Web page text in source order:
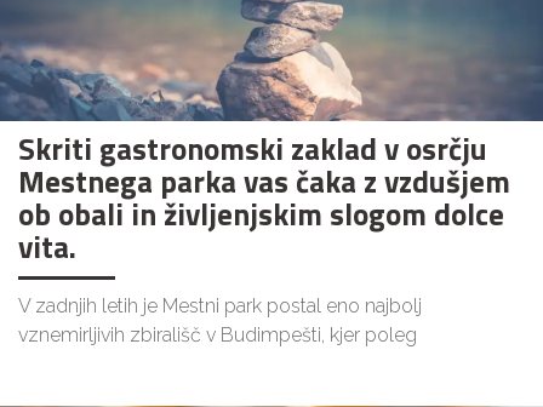
Skriti gastronomski zaklad v osrčju
Mestnega parka vas čaka z vzdušjem
ob obali in življenjskim slogom dolce
vita.
V zadnjih letih je Mestni park postal eno najbolj
vznemirljivih zbirališč v Budimpešti, kjer poleg